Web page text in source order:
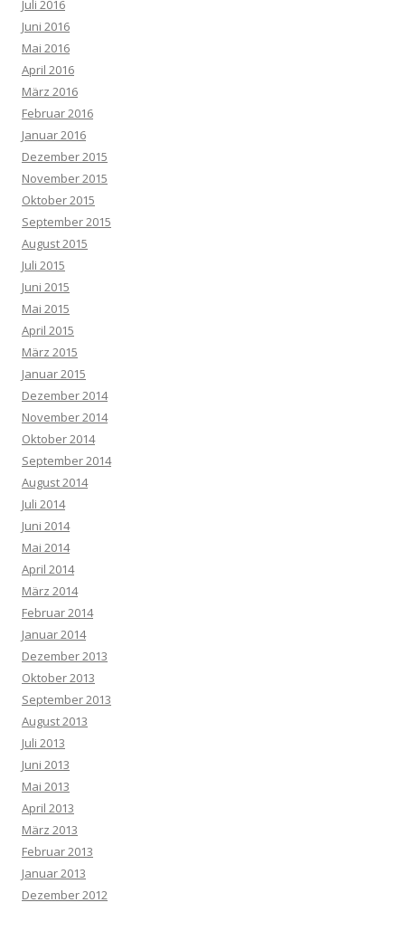
Juli 2016
Juni 2016
Mai 2016
April 2016
März 2016
Februar 2016
Januar 2016
Dezember 2015
November 2015
Oktober 2015
September 2015
August 2015
Juli 2015
Juni 2015
Mai 2015
April 2015
März 2015
Januar 2015
Dezember 2014
November 2014
Oktober 2014
September 2014
August 2014
Juli 2014
Juni 2014
Mai 2014
April 2014
März 2014
Februar 2014
Januar 2014
Dezember 2013
Oktober 2013
September 2013
August 2013
Juli 2013
Juni 2013
Mai 2013
April 2013
März 2013
Februar 2013
Januar 2013
Dezember 2012